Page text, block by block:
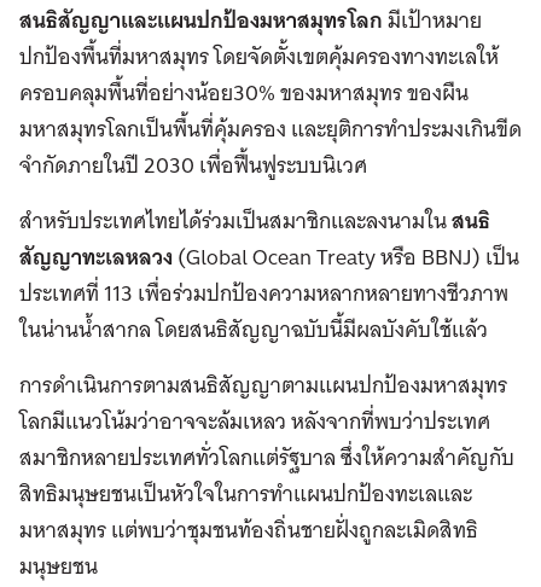
สนธิสัญญาและแผนปกป้องมหาสมุทรโลกมีเป้าหมาย
ปกป้องพื้นที่มหาสมุทร โดยจัดตั้งเขตคุ้มครองทางทะเลให้
ครอบคลุมพื้นที่อย่างน้อย30% ของมหาสมุทร ของผืน
มหาสมุทรโลกเป็นพื้นที่คุ้มครอง และยุติการทำประมงเกินขีด
จำกัดภายในปี 2030 เพื่อฟื้นฟูระบบนิเวศ
สำหรับประเทศไทยได้ร่วมเป็นสมาชิกและลงนามในสนธิ
สัญญาทะเลหลวง(Global Ocean Treaty หรือ BBNJ) เป็น
ประเทศที่ 113 เพื่อร่วมปกป้องความหลากหลายทางชีวภาพ
ในน่านน้ำสากล โดยสนธิสัญญาฉบับนี้มีผลบังคับใช้แล้ว
การดำเนินการตามสนธิสัญญาตามแผนปกป้องมหาสมุทร
โลกมีแนวโน้มว่าอาจจะล้มเหลว หลังจากที่พบว่าประเทศ
สมาชิกหลายประเทศทั่วโลกแต่รัฐบาล ซึ่งให้ความสำคัญกับ
สิทธิมนุษยชนเป็นหัวใจในการทำแผนปกป้องทะเลและ
มหาสมุทร แต่พบว่าชุมชนท้องถิ่นชายฝั่งถูกละเมิดสิทธิ
มนุษยชน